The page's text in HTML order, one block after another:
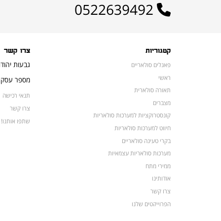
קטגוריות
פאנלים סולאריים
ראשי
תאורה סולארית
מצברים
קונסטרוקציות למערכות סולאריות
חיווט למערכות סולאריות
בקרי טעינה סולאריים
מערכות סולאריות עצמאיות
ממירי מתח
אודותינו
צרו קשר
הפרוייקטים שלנו
צרו קשר
גבעות
מספר עסק:
תנאי רכישה
צרו קשר
שתפו אותנו!